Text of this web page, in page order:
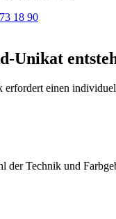
18 90
Unikat
erfordert einen
der Technik und